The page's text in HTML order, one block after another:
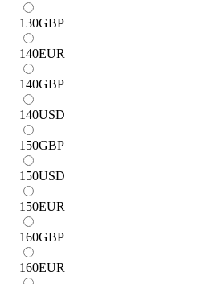
130GBP
140EUR
140GBP
140USD
150GBP
150USD
150EUR
160GBP
160EUR